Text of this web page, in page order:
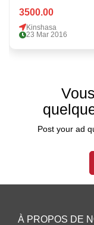
3500.00
Kinshasa
23 Mar 2016
Post your ad
À PROPOS DE